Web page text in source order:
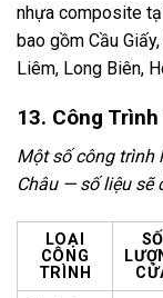
nhựa composite
bao gồm Cầu
Liêm, Long Biên,
13. Công
Một số công trình
Châu — số liệu sẽ
LOẠI
CÔNG
TRÌNH
SỐ